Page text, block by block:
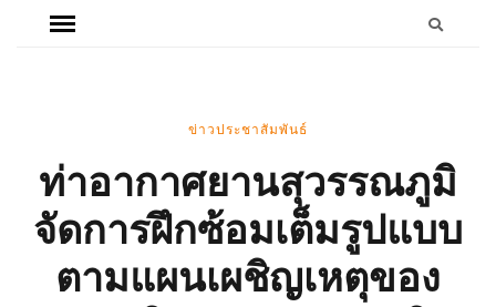
ข่าวประชาสัมพันธ์
ท่าอากาศยานสุวรรณภูมิ
จัดการฝึกซ้อมเต็มรูปแบบ
ตามแผนเผชิญเหตุของ